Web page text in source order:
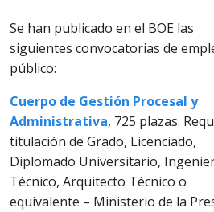
Se han publicado en el BOE las
siguientes convocatorias de
público:
Cuerpo de Gestión Procesal y
Administrativa, 725 plazas.
titulación de Grado, Licenciado,
Diplomado Universitario,
Técnico, Arquitecto Técnico o
equivalente – Ministerio de la